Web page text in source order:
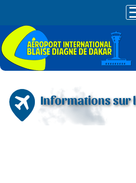
Informations sur